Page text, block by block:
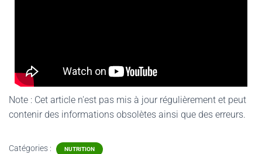
Note : Cet article n'est pas mis à jour régulièrement et peut
contenirdes informations obsolètes ainsi que des erreurs.
Catégories : NUTRITION